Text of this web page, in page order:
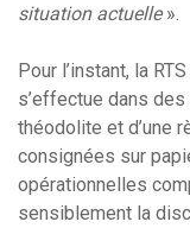
situation actuelle».
Pour l’instant, la
s’effectue dans des
théodolite et d’une
consignées sur
opérationnelles
sensiblement la